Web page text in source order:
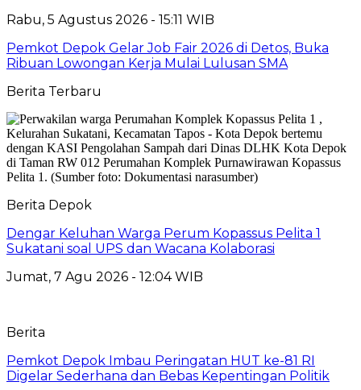
Rabu, 5 Agustus 2026 - 15:11 WIB
Pemkot Depok Gelar Job Fair 2026 di Detos, Buka
Ribuan Lowongan Kerja Mulai Lulusan SMA
Berita Terbaru
Berita Depok
Dengar Keluhan Warga Perum Kopassus Pelita 1
Sukatani soal UPS dan Wacana Kolaborasi
Jumat, 7 Agu 2026 - 12:04 WIB
Berita
Pemkot Depok Imbau Peringatan HUT ke-81 RI
Digelar Sederhana dan Bebas Kepentingan Politik